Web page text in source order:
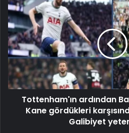
Tottenham'ın ardından
Kane gördükleri
Galibiyet